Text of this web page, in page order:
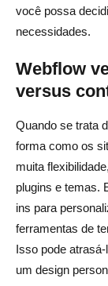
você possa
necessidades.
Webflow
versus
Quando se trata
forma como os
muita
plugins e temas.
ins para
ferramentas de
Isso pode
um design